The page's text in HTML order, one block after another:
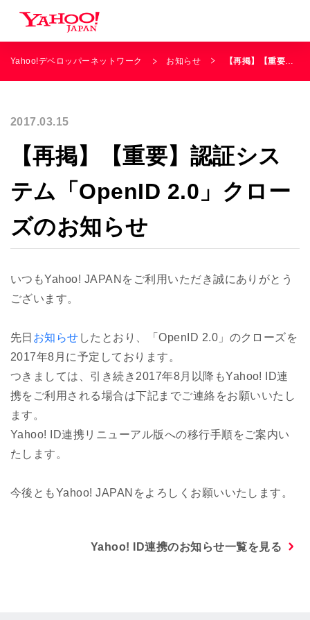
Yahoo!デベロッパーネットワーク お知らせ 【再掲】【重要】認証システム「OpenID 2.0」クローズのお知らせ
2017.03.15
【再掲】【重要】認証シス
テム「OpenID 2.0」クロー
ズのお知らせ
いつもYahoo! JAPANをご利用いただき誠にありがとう
ございます。
先日 お知らせ したとおり、「OpenID 2.0」のクローズを
2017年8月に予定しております。
つきましては、引き続き2017年8月以降もYahoo! ID連
携をご利用される場合は下記までご連絡をお願いいたし
ます。
Yahoo! ID連携リニューアル版への移行手順をご案内い
たします。
今後ともYahoo! JAPANをよろしくお願いいたします。
Yahoo! ID連携のお知らせ一覧を見る